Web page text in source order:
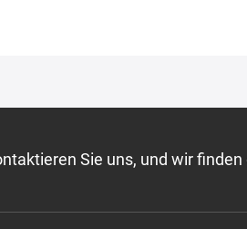
Sie uns, und wir